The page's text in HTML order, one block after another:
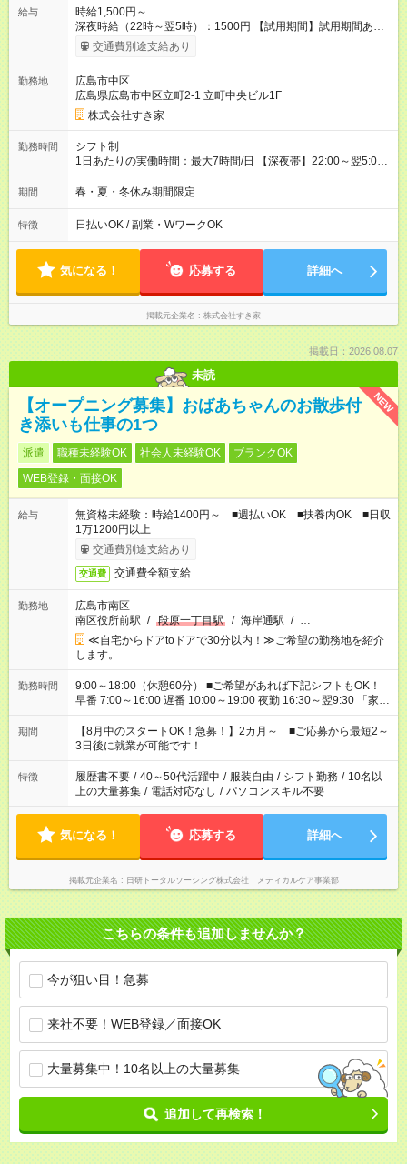
給与
時給1,500円～
深夜時給（22時～翌5時）：1500円 【試用期間】試用期間あり
試用期間の長さ：1ヶ月 雇用形態、給与は本採用時と同じです。
試用期間の実態は30日（※条件変更なし）ですが、切り上げで
同時給）
交通費別途支給あり
勤務地
広島市中区
広島県広島市中区立町2-1 立町中央ビル1F
株式会社すき家
勤務時間
シフト制
1日あたりの実働時間：最大7時間/日 【深夜帯】22:00～翌5:00
週2日～・1日2h～OK◎ ※22:00から翌5:00までは18歳以上の方
のみ勤務可能です（18歳未満の深夜業務禁止のため） ★深夜で
す。 必ず、2名以上での勤務を行いますので、安心して働けま
す。
期間 春・夏・冬休み期間限定
特徴 日払いOK / 副業・WワークOK
気になる！ 応募する 詳細へ
掲載元企業名 株式会社すき家
掲載日：2026.08.07
未読
NEW
【オープニング募集】おばあちゃんのお散歩付
き添いも仕事の1つ
派遣 職種未経験OK 社会人未経験OK
ブランクOK
WEB登録・面接OK
給与
無資格未経験：時給1400円～ ■週払いOK ■扶養内OK ■日収
1万1200円以上
交通費別途支給あり
交通費 交通費全額支給
勤務地
広島市南区
南区役所前駅 / 段原一丁目駅 / 海岸通駅 / …
≪自宅からドアtoドアで30分以内！≫ご希望の勤務地を紹介
します。
勤務時間
9:00～18:00（休憩60分） ■ご希望があれば下記シフトもOK！
早番 7:00～16:00 遅番 10:00～19:00 夜勤 16:30～翌9:30 「家族
と休みを合わせたい」 「余裕を持って夕飯の準備がしたい」
「できれば残業はしたくない」 など、ご希望を教えてください
ね。 ※Wワーク希望の方へ 今ご覧のお仕事で希望する勤務時間
と、もう1つのお仕事の勤務時間。 合計で週40時間を超える場
合は応募できません。
期間
【8月中のスタートOK！急募！】2カ月～ ■ご応募から最短2～
3日後に就業が可能です！
特徴 履歴書不要 / 40～50代活躍中 / 服装自由 / シフト勤務 / 10名以
上の大量募集 / 電話対応なし / パソコンスキル不要
気になる！ 応募する 詳細へ
掲載元企業名 日研トータルソーシング株式会社 メディカルケア事業部
こちらの条件も追加しませんか？
今が狙い目！急募
来社不要！WEB登録／面接OK
大量募集中！10名以上の大量募集
追加して再検索！